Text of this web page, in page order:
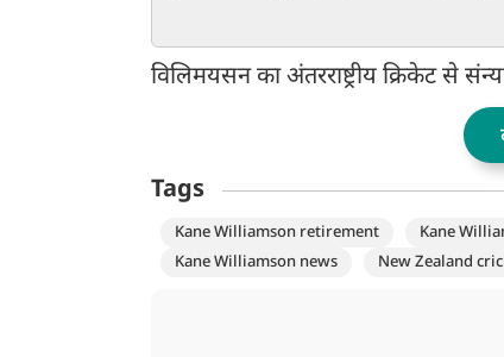
अंतिम फैसला
विलिमयसन का अंतरराष्ट्रीय क्रिकेट
Tags
Kane Williamson retirement Kane
Kane Williamson news
New Zealand